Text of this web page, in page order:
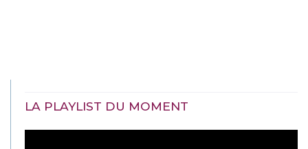
LA PLAYLIST DU MOMENT